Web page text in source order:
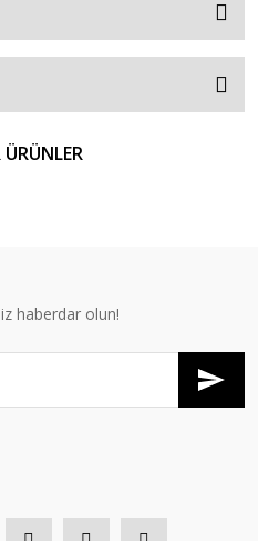
ÜRÜNLER
haberdar olun!